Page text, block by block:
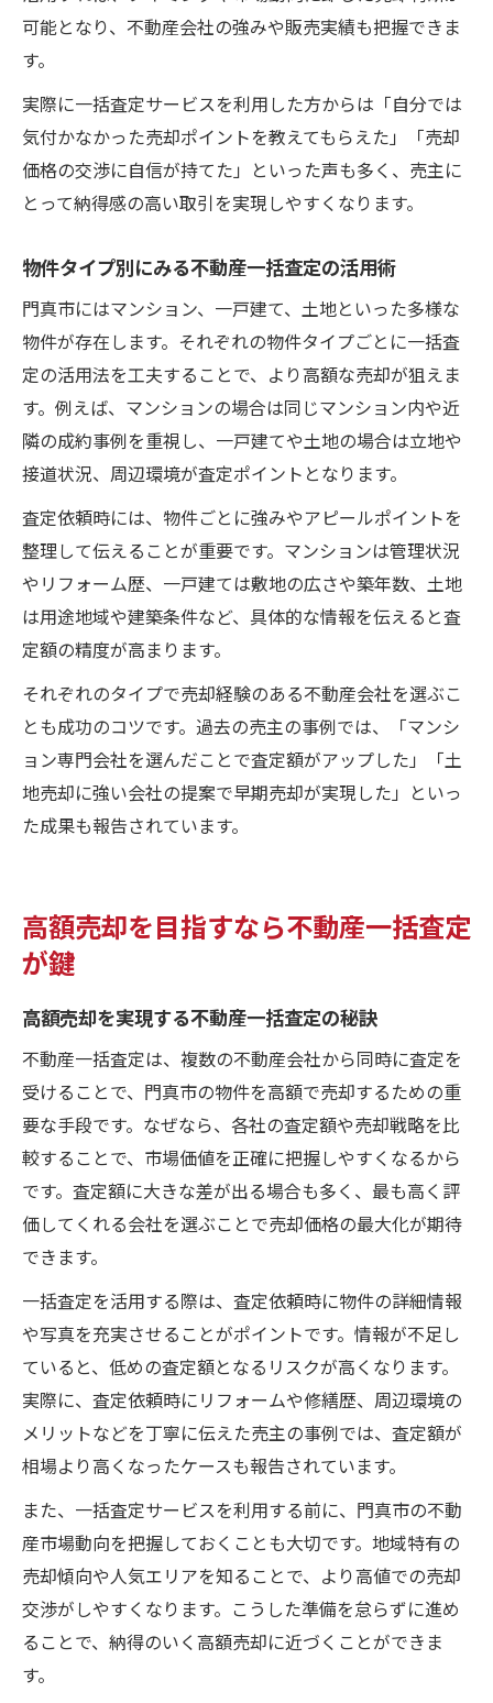
可能となり、不動産会社の強みや販売実績も把握できま
す。
実際に一括査定サービスを利用した方からは「自分では
気付かなかった売却ポイントを教えてもらえた」「売却
価格の交渉に自信が持てた」といった声も多く、売主に
とって納得感の高い取引を実現しやすくなります。
物件タイプ別にみる不動産一括査定の活用術
門真市にはマンション、一戸建て、土地といった多様な
物件が存在します。それぞれの物件タイプごとに一括査
定の活用法を工夫することで、より高額な売却が狙えま
す。例えば、マンションの場合は同じマンション内や近
隣の成約事例を重視し、一戸建てや土地の場合は立地や
接道状況、周辺環境が査定ポイントとなります。
査定依頼時には、物件ごとに強みやアピールポイントを
整理して伝えることが重要です。マンションは管理状況
やリフォーム歴、一戸建ては敷地の広さや築年数、土地
は用途地域や建築条件など、具体的な情報を伝えると査
定額の精度が高まります。
それぞれのタイプで売却経験のある不動産会社を選ぶこ
とも成功のコツです。過去の売主の事例では、「マンシ
ョン専門会社を選んだことで査定額がアップした」「土
地売却に強い会社の提案で早期売却が実現した」といっ
た成果も報告されています。
高額売却を目指すなら不動産一括査定
が鍵
高額売却を実現する不動産一括査定の秘訣
不動産一括査定は、複数の不動産会社から同時に査定を
受けることで、門真市の物件を高額で売却するための重
要な手段です。なぜなら、各社の査定額や売却戦略を比
較することで、市場価値を正確に把握しやすくなるから
です。査定額に大きな差が出る場合も多く、最も高く評
価してくれる会社を選ぶことで売却価格の最大化が期待
できます。
一括査定を活用する際は、査定依頼時に物件の詳細情報
や写真を充実させることがポイントです。情報が不足し
ていると、低めの査定額となるリスクが高くなります。
実際に、査定依頼時にリフォームや修繕歴、周辺環境の
メリットなどを丁寧に伝えた売主の事例では、査定額が
相場より高くなったケースも報告されています。
また、一括査定サービスを利用する前に、門真市の不動
産市場動向を把握しておくことも大切です。地域特有の
売却傾向や人気エリアを知ることで、より高値での売却
交渉がしやすくなります。こうした準備を怠らずに進め
ることで、納得のいく高額売却に近づくことができま
す。